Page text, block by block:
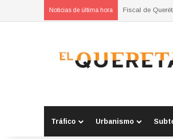
Noticias de última hora Refuerzan
Tráfico Urbanismo